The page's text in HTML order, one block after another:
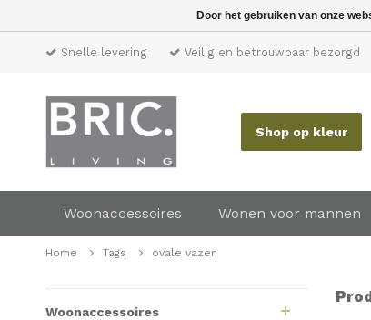
Snelle levering Veilig en betrouwbaar bezorgd
Shop op kleur
Woonaccessoires Wonen voor mannen
Home Tags ovale vazen
Woonaccessoires
Door het gebruiken van onze